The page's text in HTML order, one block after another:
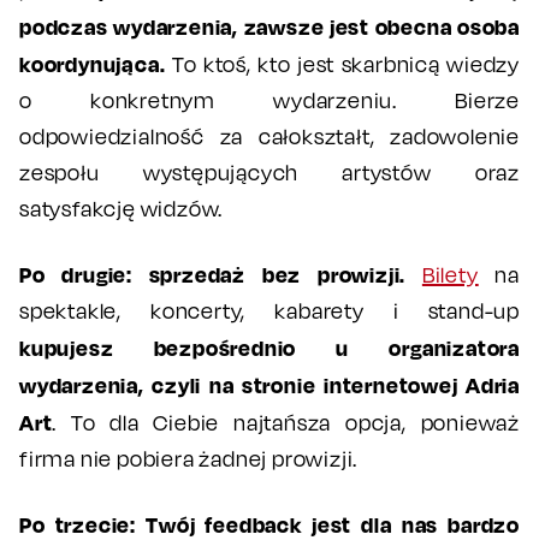
podczas wydarzenia, zawsze jest obecna osoba
koordynująca. To ktoś, kto jest skarbnicą wiedzy
o konkretnym wydarzeniu. Bierze
odpowiedzialność za całokształt, zadowolenie
zespołu występujących artystów oraz
satysfakcję widzów.
Po drugie: sprzedaż bez prowizji. Bilety na
spektakle, koncerty, kabarety i stand-up
kupujesz bezpośrednio u organizatora
wydarzenia, czyli na stronie internetowej Adria
Art. To dla Ciebie najtańsza opcja, ponieważ
firma nie pobiera żadnej prowizji.
Po trzecie: Twój feedback jest dla nas bardzo